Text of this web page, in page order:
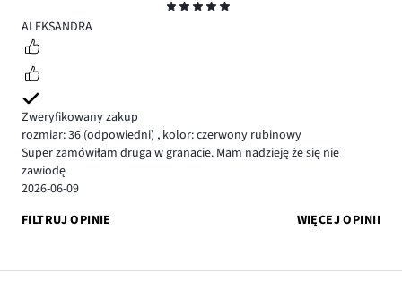
5
ALEKSANDRA
Zweryfikowany zakup
rozmiar: 36 (odpowiedni) , kolor: czerwony rubinowy
Super zamówiłam druga w granacie. Mam nadzieję że się nie
zawiodę
2026-06-09
FILTRUJ OPINIE
WIĘCEJ OPINII